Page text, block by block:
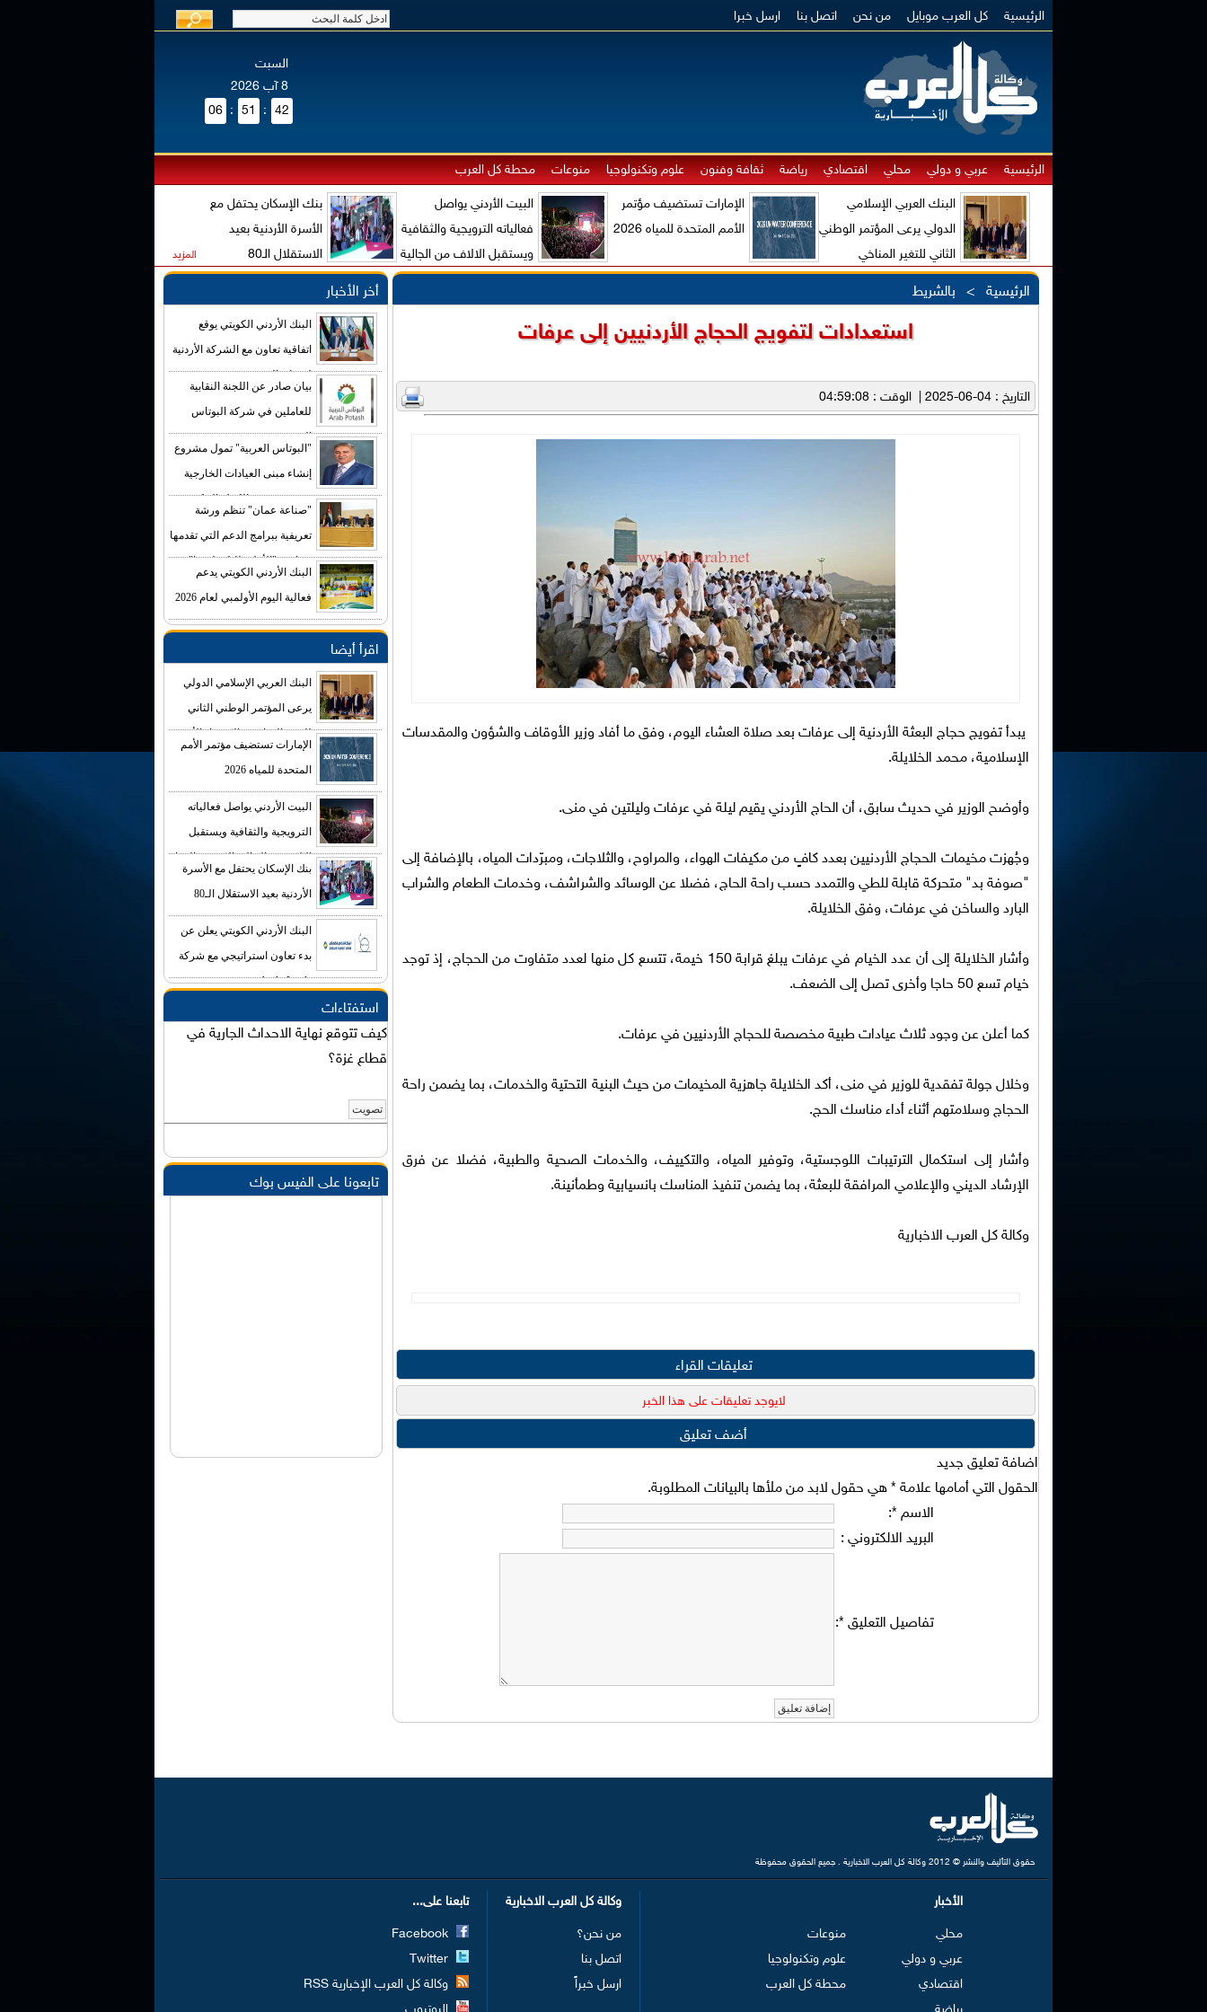
الرئيسية كل العرب موبايل من نحن اتصل بنا ارسل خبرا
السبت
8 آب 2026
06 : 51 : 42
الرئيسية عربي و دولي محلي اقتصادي رياضة ثقافة وفنون علوم وتكنولوجيا منوعات محطة كل العرب
البنك العربي الإسلامي
الدولي يرعى المؤتمر الوطني
الثاني للتغير المناخي
الإمارات تستضيف مؤتمر
الأمم المتحدة للمياه 2026
البيت الأردني يواصل
فعالياته الترويجية والثقافية
ويستقبل الالاف من الجالية
بنك الإسكان يحتفل مع
الأسرة الأردنية بعيد
الاستقلال الـ80
المزيد
الرئيسية > بالشريط
استعدادات لتفويج الحجاج الأردنيين إلى عرفات
التاريخ : 04-06-2025 | الوقت : 04:59:08
يبدأ تفويج حجاج البعثة الأردنية إلى عرفات بعد صلاة العشاء اليوم، وفق ما أفاد وزير الأوقاف والشؤون والمقدسات
الإسلامية، محمد الخلايلة.
وأوضح الوزير في حديث سابق، أن الحاج الأردني يقيم ليلة في عرفات وليلتين في منى.
وجُهزت مخيمات الحجاج الأردنيين بعدد كافٍ من مكيفات الهواء، والمراوح، والثلاجات، ومبرّدات المياه، بالإضافة إلى
"صوفة بد" متحركة قابلة للطي والتمدد حسب راحة الحاج، فضلا عن الوسائد والشراشف، وخدمات الطعام والشراب
البارد والساخن في عرفات، وفق الخلايلة.
وأشار الخلايلة إلى أن عدد الخيام في عرفات يبلغ قرابة 150 خيمة، تتسع كل منها لعدد متفاوت من الحجاج، إذ توجد
خيام تسع 50 حاجا وأخرى تصل إلى الضعف.
كما أعلن عن وجود ثلاث عيادات طبية مخصصة للحجاج الأردنيين في عرفات.
وخلال جولة تفقدية للوزير في منى، أكد الخلايلة جاهزية المخيمات من حيث البنية التحتية والخدمات، بما يضمن راحة
الحجاج وسلامتهم أثناء أداء مناسك الحج.
وأشار إلى استكمال الترتيبات اللوجستية، وتوفير المياه، والتكييف، والخدمات الصحية والطبية، فضلا عن فرق
الإرشاد الديني والإعلامي المرافقة للبعثة، بما يضمن تنفيذ المناسك بانسيابية وطمأنينة.
وكالة كل العرب الاخبارية
تعليقات القراء
لايوجد تعليقات على هذا الخبر
أضف تعليق
اضافة تعليق جديد
الحقول التي أمامها علامة * هي حقول لابد من ملأها بالبيانات المطلوبة.
الاسم*
:
البريد الالكتروني:
تفاصيل التعليق*
:
أخر الأخبار
البنك الأردني الكويتي يوقع
اتفاقية تعاون مع الشركة الأردنية
لضمان القروض
بيان صادر عن اللجنة النقابية
للعاملين في شركة البوتاس
العربية
"البوتاس العربية" تمول مشروع
إنشاء مبنى العيادات الخارجية
في مستشفى الكرك الحكومي
بكلفة تصل إلى (4) ملايين دينار
"صناعة عمان" تنظم ورشة
تعريفية ببرامج الدعم التي تقدمها
صناديق "الأعلى للتكنولوجيا"
البنك الأردني الكويتي يدعم
فعالية اليوم الأولمبي لعام 2026
اقرأ أيضا
البنك العربي الإسلامي الدولي
يرعى المؤتمر الوطني الثاني
للتغير المناخي والاقتصاد الأخضر
الإمارات تستضيف مؤتمر الأمم
المتحدة للمياه 2026
البيت الأردني يواصل فعالياته
الترويجية والثقافية ويستقبل
الالاف من الجالية الاردنية والزوار
الاجانب
بنك الإسكان يحتفل مع الأسرة
الأردنية بعيد الاستقلال الـ80
البنك الأردني الكويتي يعلن عن
بدء تعاون استراتيجي مع شركة
Agile-Leads
استفتاءات
كيف تتوقع نهاية الاحداث الجارية في
قطاع غزة؟
تابعونا على الفيس بوك
حقوق التأليف والنشر © 2012 وكالة كل العرب الاخبارية . جميع الحقوق محفوظة
الأخبار
محلي
عربي و دولي
اقتصادي
منوعات
علوم وتكنولوجيا
محطة كل العرب
وكالة كل العرب الاخبارية
من نحن؟
اتصل بنا
ارسل خبراً
تابعنا على...
Facebook
Twitter
وكالة كل العرب الإخبارية RSS